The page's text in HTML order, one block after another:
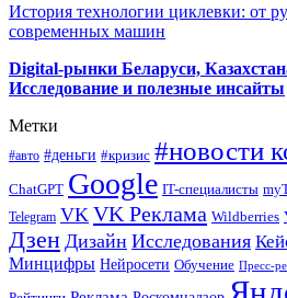
История технологии циклевки: от
современных машин
Digital-рынки Беларуси,
Исследование и полезные инсайты
Метки
#авто #деньги #кризис #новости
ChatGPT Google IT-специалисты
Telegram VK VK Реклама Wildberries
Дзен Дизайн Исследования
Минцифры Нейросети Обучение Пресс-